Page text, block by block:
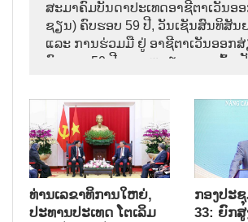
ສະມາຄົມບັນດາປະເທດອາຊີຕາເວັນອ
ຊຽນ) ຄົບຮອບ 59 ປີ, ວັນເຊັນສົນທິສັນ
ແລະ ການຮ່ວມມື ຢູ່ ອາຊີຕາເວັນອອກສ່
ຄົບຮອບ 50 ປີ ແລະ ຫວຽດນາມ ເຂົ້າເ
ທ່ານເລຂາທິການໃຫຍ່,
ປະທານປະເທດ ໂຕເລິມ
ກອງປະ
33: ຍົກ